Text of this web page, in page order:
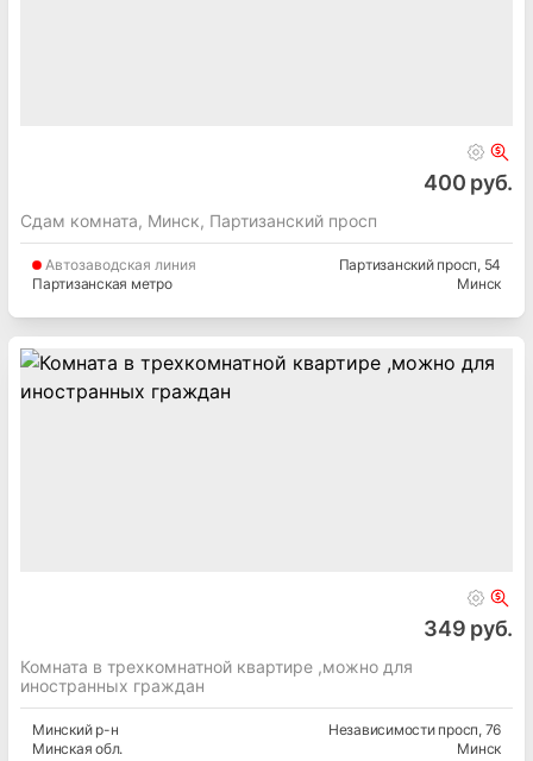
400 руб.
Сдам комната, Минск, Партизанский просп
Автозаводская линия
Партизанская метро
Партизанский просп, 54
Минск
349 руб.
Комната в трехкомнатной квартире ,можно для
иностранных граждан
Минскийр-н
Минская обл.
Независимости просп, 76
Минск